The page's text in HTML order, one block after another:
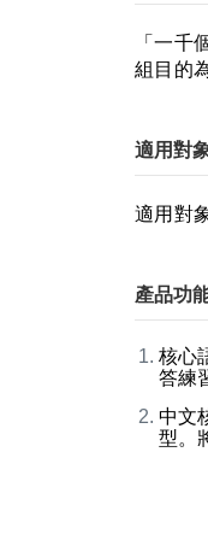
「一千
組目的
適用對
適用對
產品功
核心
答練
中文
型。